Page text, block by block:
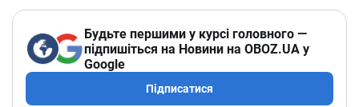
Будьте першими у курсі головного —
підпишіться на Новини на OBOZ.UA у
Google
Підписатися